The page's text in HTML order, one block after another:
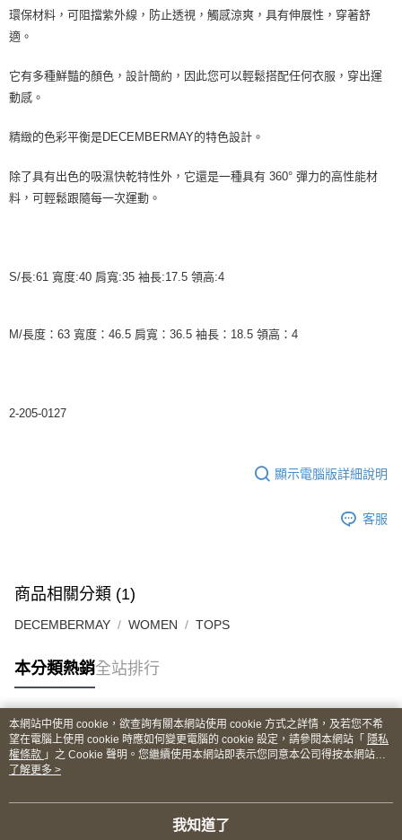
環保材料，可阻擋紫外線，防止透視，觸感涼爽，具有伸展性，穿著舒
適。
它有多種鮮豔的顏色，設計簡約，因此您可以輕鬆搭配任何衣服，穿出運
動感。
精緻的色彩平衡是DECEMBERMAY的特色設計。
除了具有出色的吸濕快乾特性外，它還是一種具有 360° 彈力的高性能材
料，可輕鬆跟隨每一次運動。
S/長:61 寬度:40 肩寬:35 袖長:17.5 領高:4
M/長度：63 寬度：46.5 肩寬：36.5 袖長：18.5 領高：4
2-205-0127
顯示電腦版詳細說明
客服
商品相關分類 (1)
DECEMBERMAY WOMEN TOPS
本分類熱銷全站排行
熱門標籤
本網站中使用 cookie，欲查詢有關本網站使用 cookie 方式之詳情，及若您不希
望在電腦上使用 cookie 時應如何變更電腦的 cookie 設定，請參閱本網站「 隱私
權條款 」之 Cookie 聲明。您繼續使用本網站即表示您同意本公司得按本網站使
用條款之 Cookie 聲明使用 cookie。
了解更多 >
我知道了